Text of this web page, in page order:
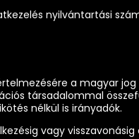
nyilvántartási
a magyar
társadalommal
nélkül is irányadók.
vagy visszavonásig